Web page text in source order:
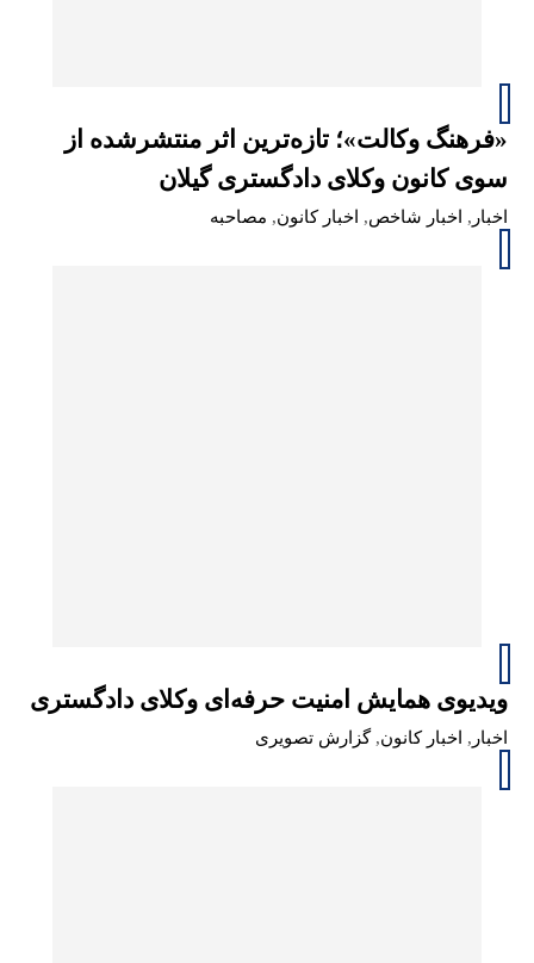
«فرهنگ وکالت»؛ تازه‌ترین اثر منتشرشده از
سوی کانون وکلای دادگستری گیلان
اخبار , اخبار شاخص, اخبار کانون, مصاحبه
ویدیوی همایش امنیت حرفه‌ای وکلای دادگستری
اخبار , اخبار کانون,گزارش تصویری